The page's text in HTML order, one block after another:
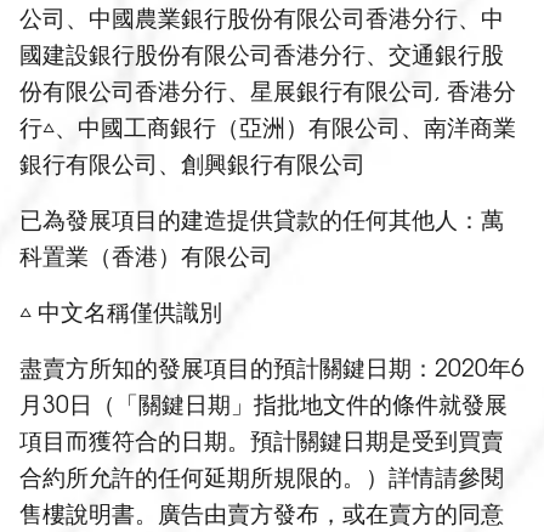
公司、中國農業銀行股份有限公司香港分行、中
國建設銀行股份有限公司香港分行、交通銀行股
份有限公司香港分行、星展銀行有限公司, 香港分
行△ 、中國工商銀行（亞洲）有限公司、南洋商業
銀行有限公司、創興銀行有限公司
已為發展項目的建造提供貸款的任何其他人：萬
科置業（香港）有限公司
△ 中文名稱僅供識別
盡賣方所知的發展項目的預計關鍵日期：2020年6
月30日（「關鍵日期」指批地文件的條件就發展
項目而獲符合的日期。預計關鍵日期是受到買賣
合約所允許的任何延期所規限的。）詳情請參閱
售樓說明書。廣告由賣方發布，或在賣方的同意